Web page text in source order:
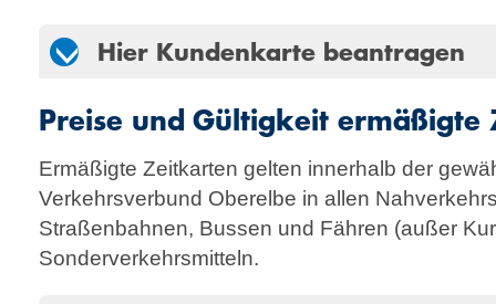
Hier Kundenkarte beantragen
Preise und Gültigkeit ermäßigte
Ermäßigte Zeitkarten gelten innerhalb der
Verkehrsverbund Ober­elbe in allen
Straßenbahnen, Bussen und Fähren (außer
Sonderverkehrsmitteln.